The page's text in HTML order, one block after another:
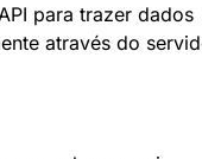
para trazer dados
através do